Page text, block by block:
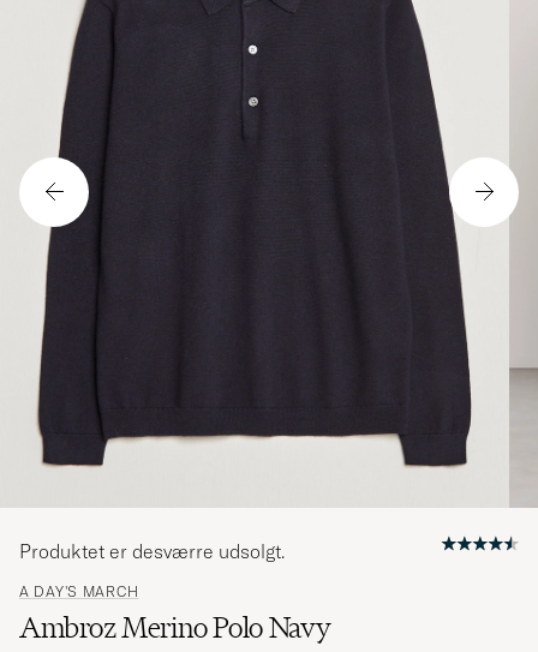
A DAY'S MARCH
Ambroz Merino Polo Navy
Produktet er desværre udsolgt.